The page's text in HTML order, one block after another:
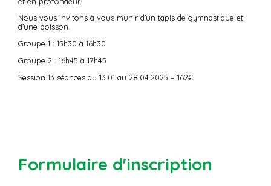
Nous vous invitons à vous munir d’un tapis de gymnastique et
d’une boisson.
Groupe 1 : 15h30 à 16h30
Groupe 2 : 16h45 à 17h45
Session 13 séances du 13.01 au 28.04.2025 = 162€
Formulaire d'inscription